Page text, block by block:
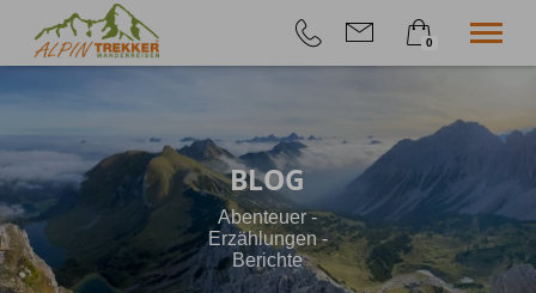
Höhenangst-Akademie
Firmenevent
Info
Shop
0
BLOG
Abenteuer -
Erzählungen -
Berichte